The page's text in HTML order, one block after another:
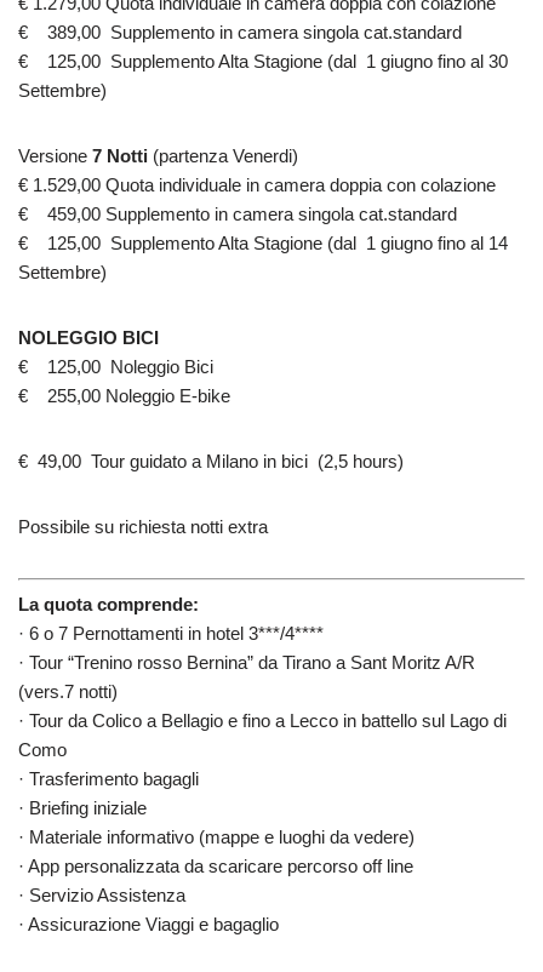
€ 389,00 Supplemento in camera singola cat.standard
€ 125,00 Supplemento Alta Stagione (dal 1 giugno fino al 30
Settembre)
Versione 7 Notti (partenza Venerdi)
€ 1.529,00 Quota individuale in camera doppia con colazione
€ 459,00 Supplemento in camera singola cat.standard
€ 125,00 Supplemento Alta Stagione (dal 1 giugno fino al 14
Settembre)
NOLEGGIO BICI
€ 125,00 Noleggio Bici
€ 255,00 Noleggio E-bike
€ 49,00 Tour guidato a Milano in bici (2,5 hours)
Possibile su richiesta notti extra
La quota comprende:
· 6 o 7 Pernottamenti in hotel 3***/4****
· Tour “Trenino rosso Bernina” da Tirano a Sant Moritz A/R
(vers.7 notti)
· Tour da Colico a Bellagio e fino a Lecco in battello sul Lago di
Como
· Trasferimento bagagli
· Briefing iniziale
· Materiale informativo (mappe e luoghi da vedere)
· App personalizzata da scaricare percorso off line
· Servizio Assistenza
· Assicurazione Viaggi e bagaglio